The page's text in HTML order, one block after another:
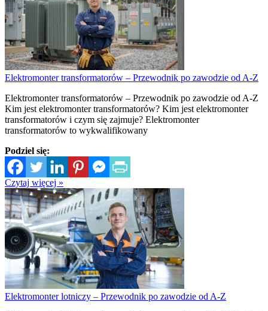
Elektromonter transformatorów – Przewodnik po zawodzie od A-Z
Elektromonter transformatorów – Przewodnik po zawodzie od A-Z
Kim jest elektromonter transformatorów? Kim jest elektromonter
transformatorów i czym się zajmuje? Elektromonter
transformatorów to wykwalifikowany
Podziel się:
Czytaj więcej »
Elektromonter lotniczy – Przewodnik po zawodzie od A-Z